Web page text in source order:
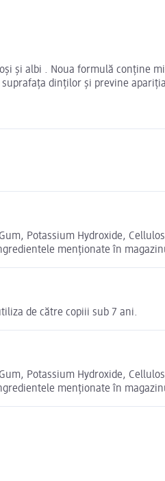
și albi . Noua formulă conține
dinților și previne
Potassium Hydroxide,
menționate în
de către copiii sub 7 ani.
Potassium Hydroxide,
menționate în